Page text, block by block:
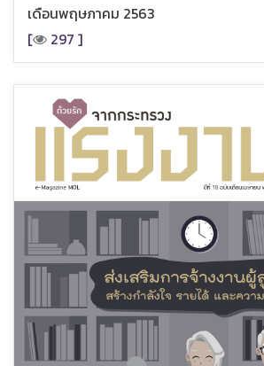
เดือนพฤษภาคม 2563
[
297 ]